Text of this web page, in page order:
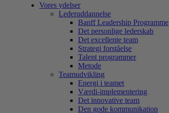
Vores ydelser
Lederuddannelse
Banff Leadership Programme
Det personlige lederskab
Det excellente team
Strategi forståelse
Talent programmer
Metode
Teamudvikling
Energi i teamet
Værdi-implementering
Det innovative team
Den gode kommunikation